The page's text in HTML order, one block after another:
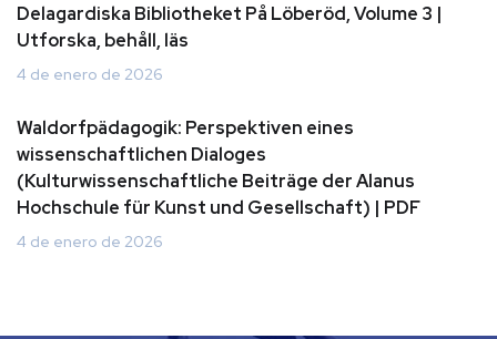
Delagardiska Bibliotheket På Löberöd, Volume 3 |
Utforska, behåll, läs
4 de enero de 2026
Waldorfpädagogik: Perspektiven eines
wissenschaftlichen Dialoges
(Kulturwissenschaftliche Beiträge der Alanus
Hochschule für Kunst und Gesellschaft) | PDF
4 de enero de 2026